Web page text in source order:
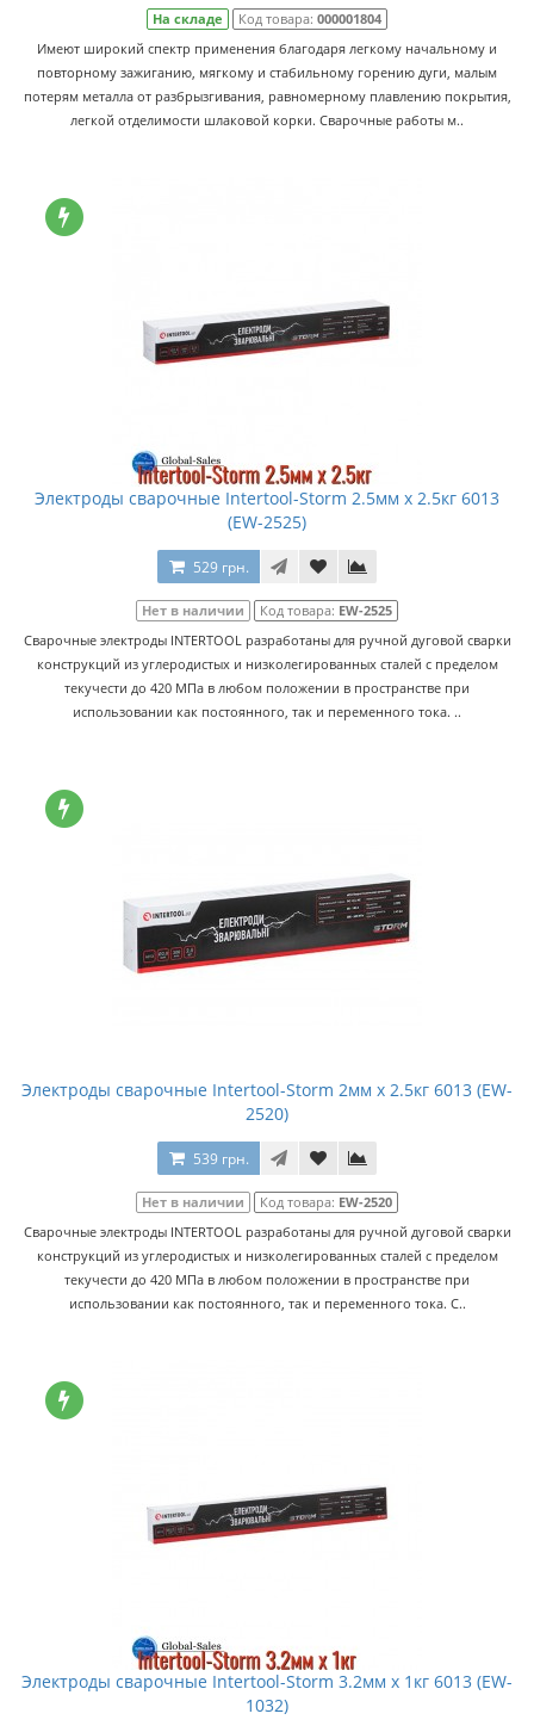
На складе Код товара: 000001804
Имеют широкий спектр применения благодаря легкому начальному и
повторному зажиганию, мягкому и стабильному горению дуги, малым
потерям металла от разбрызгивания, равномерному плавлению покрытия,
легкой отделимости шлаковой корки. Сварочные работы м..
Электроды сварочные Intertool-Storm 2.5мм x 2.5кг 6013
(EW-2525)
529 грн.
Нет в наличии Код товара: EW-2525
Сварочные электроды INTERTOOL разработаны для ручной дуговой сварки
конструкций из углеродистых и низколегированных сталей с пределом
текучести до 420 МПа в любом положении в пространстве при
использовании как постоянного, так и переменного тока. ..
Электроды сварочные Intertool-Storm 2мм x 2.5кг 6013 (EW-
2520)
539 грн.
Нет в наличии Код товара: EW-2520
Сварочные электроды INTERTOOL разработаны для ручной дуговой сварки
конструкций из углеродистых и низколегированных сталей с пределом
текучести до 420 МПа в любом положении в пространстве при
использовании как постоянного, так и переменного тока. С..
Электроды сварочные Intertool-Storm 3.2мм x 1кг 6013 (EW-
1032)